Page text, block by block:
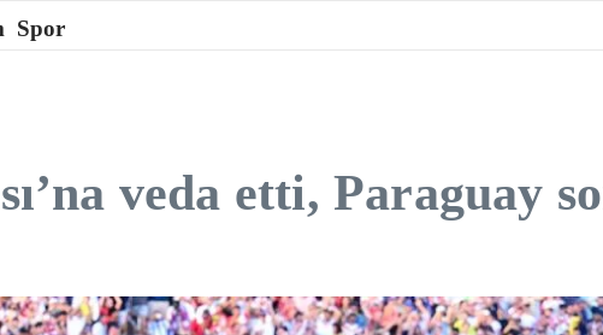
Spor
veda etti, Paraguay